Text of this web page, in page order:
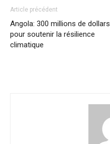
Article précédent
Angola: 300 millions de dollars
pour soutenir la résilience
climatique